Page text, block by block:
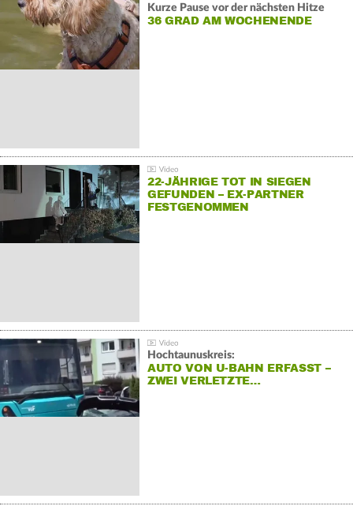
Kurze Pause vor der nächsten Hitze
36 GRAD AM WOCHENENDE
22-JÄHRIGE TOT IN SIEGEN
GEFUNDEN – EX-PARTNER
FESTGENOMMEN
Hochtaunuskreis:
AUTO VON U-BAHN ERFASST –
ZWEI VERLETZTE…